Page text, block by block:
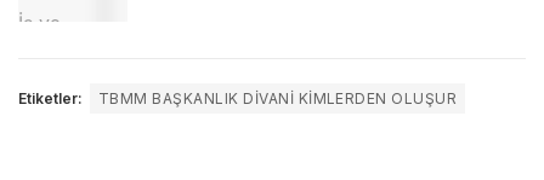
Etiketler: TBMM BAŞKANLIK DIVANI KIMLERDEN OLUŞUR